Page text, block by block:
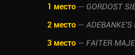
1 место — GORDOST
2 место —
3 место — FAITER